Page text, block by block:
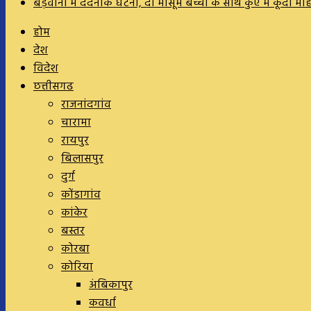
होम
देश
विदेश
छत्तीसगढ
राजनांदगांव
चारामा
रायपुर
बिलासपुर
दुर्ग
कोंडागांव
कांकेर
बस्तर
कोरबा
कोरिया
अंबिकापुर
कवर्धा